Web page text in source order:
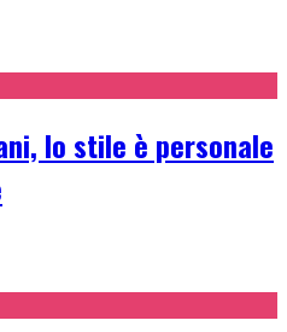
lo stile è personale